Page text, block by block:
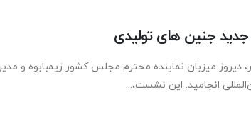
جدید جنین های تولیدی
دیروز میزبان نماینده محترم مجلس کشور زیمبابوه و
انجامید. این نشست،...